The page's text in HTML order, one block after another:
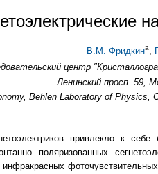
В.М. Фридкина,
центр
Ленинский просп. 59,
Behlen Laboratory of Physics,
привлекло к
поляризованных
инфракрасных